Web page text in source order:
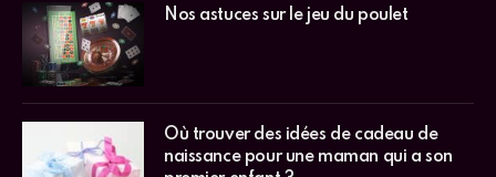
Nos astuces sur le jeu du poulet
Où trouver des idées de cadeau de
naissance pour une maman qui a son